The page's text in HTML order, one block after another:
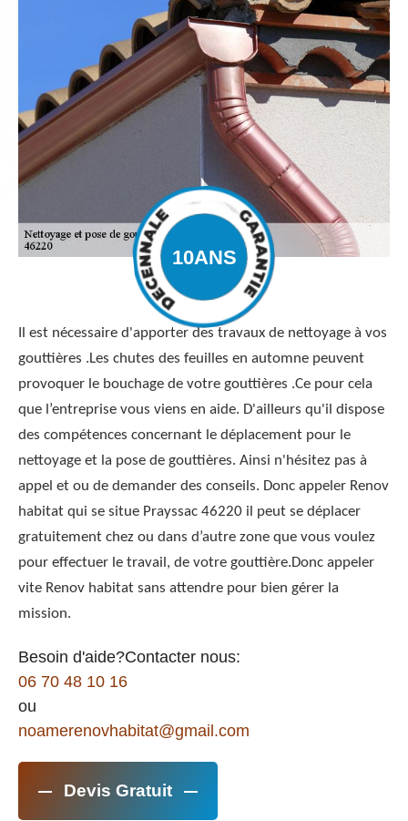
Il est nécessaire d'apporter des travaux de nettoyage à vos
gouttières .Les chutes des feuilles en automne peuvent
provoquer le bouchage de votre gouttières .Ce pour cela
que l’entreprise vous viens en aide. D'ailleurs qu'il dispose
des compétences concernant le déplacement pour le
nettoyage et la pose de gouttières. Ainsi n'hésitez pas à
appel et ou de demander des conseils. Donc appeler Renov
habitat qui se situe Prayssac 46220 il peut se déplacer
gratuitement chez ou dans d’autre zone que vous voulez
pour effectuer le travail, de votre gouttière.Donc appeler
vite Renov habitat sans attendre pour bien gérer la
mission.
Besoin d'aide?Contacter nous:
06 70 48 10 16
ou
noamerenovhabitat@gmail.com
Devis Gratuit